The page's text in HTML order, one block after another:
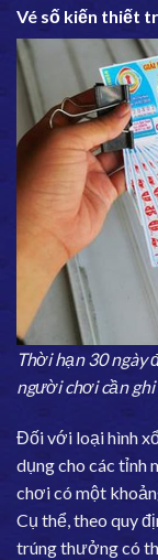
Vé số kiến thiết
Thời hạn 30 ngày
người chơi cần
Đối với loại hình
dụng cho các tỉnh
chơi có một
Cụ thể, theo quy
trúng thưởng có